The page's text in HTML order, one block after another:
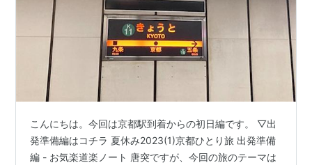
こんにちは。今回は京都駅到着からの初日編です。 ▽出
発準備編はコチラ 夏休み2023(1)京都ひとり旅 出発準備
編 - お気楽道楽ノート 唐突ですが、今回の旅のテーマは